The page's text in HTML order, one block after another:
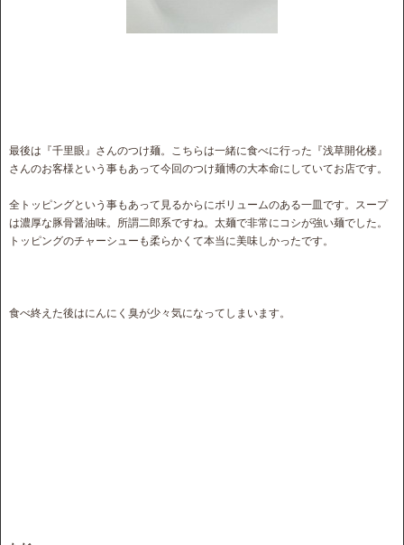
最後は『千里眼』さんのつけ麺。こちらは一緒に食べに行った『浅草開化楼』
さんのお客様という事もあって今回のつけ麺博の大本命にしていてお店です。
全トッピングという事もあって見るからにボリュームのある一皿です。スープ
は濃厚な豚骨醤油味。所謂二郎系ですね。太麺で非常にコシが強い麺でした。
トッピングのチャーシューも柔らかくて本当に美味しかったです。
食べ終えた後はにんにく臭が少々気になってしまいます。